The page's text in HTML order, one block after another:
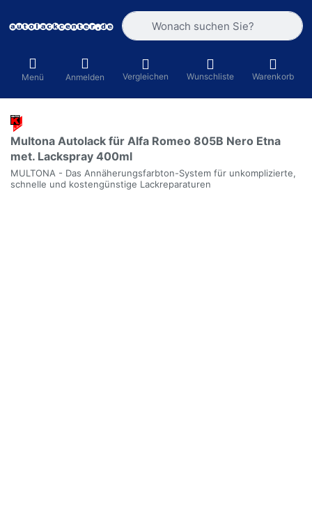
Geben Sie einen Suchbegriff ein.
Menü Anmelden Vergleichen Wunschliste Warenkorb
Multona Autolack für Alfa Romeo 805B Nero Etna
met. Lackspray 400ml
MULTONA - Das Annäherungsfarbton-System für unkomplizierte,
schnelle und kostengünstige Lackreparaturen